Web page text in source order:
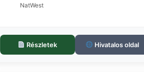
NatWest
Részletek Hivatalos oldal